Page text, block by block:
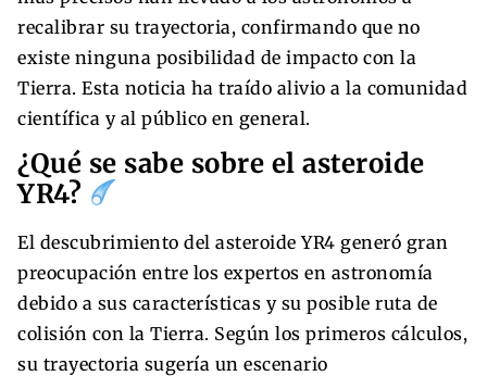
recalibrar su trayectoria, confirmando que no
existe ninguna posibilidad de impacto con la
Tierra. Esta noticia ha traído alivio a la comunidad
científica y al público en general.
¿Qué se sabe sobre el asteroide
YR4?
El descubrimiento del asteroide YR4 generó gran
preocupación entre los expertos en astronomía
debido a sus características y su posible ruta de
colisión con la Tierra. Según los primeros cálculos,
su trayectoria sugería un escenario